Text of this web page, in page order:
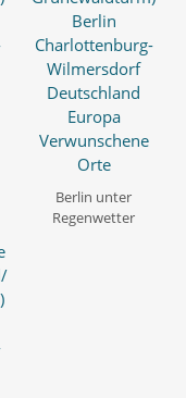
Berlin unter
Regenwetter